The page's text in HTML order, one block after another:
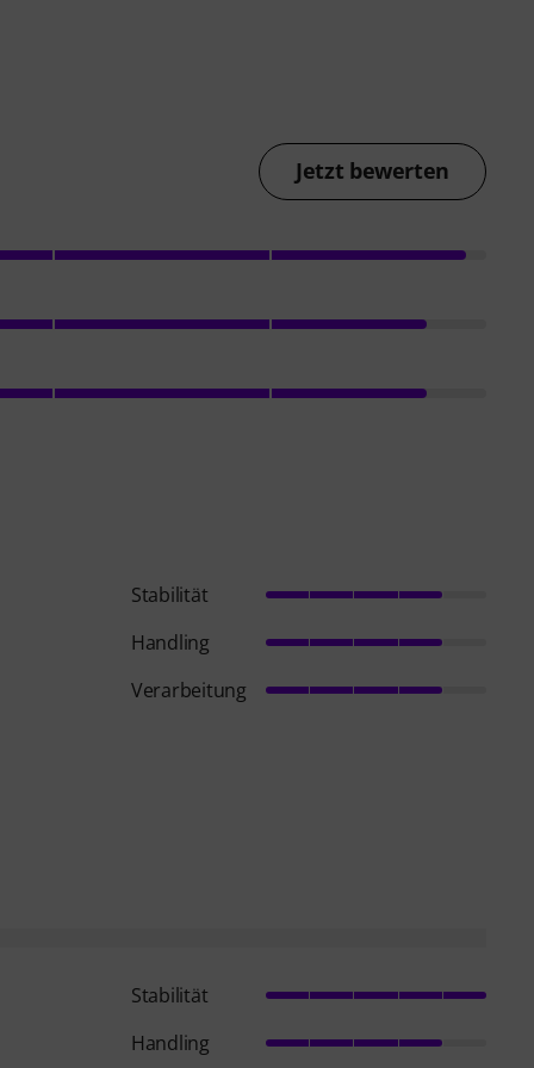
Jetzt bewerten
Stabilität
Handling
Verarbeitung
Stabilität
Handling